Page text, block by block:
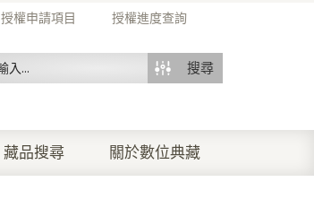
授權申請項目 授權進度查詢
搜尋
藏品搜尋 關於數位典藏